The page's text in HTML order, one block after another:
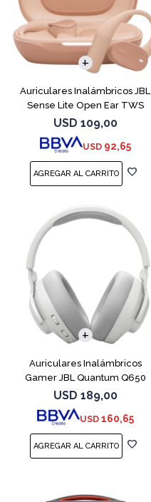
Auriculares Inalámbricos JBL
Sense Lite Open Ear TWS
Beige
USD 109,00
USD 92,65
Auriculares Inalámbricos
Gamer JBL Quantum Q650
Blanco
USD 189,00
USD 160,65